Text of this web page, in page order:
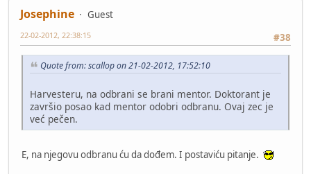
Josephine
Guest
#38
22-02-2012, 22:38:15
Quote from: scallop on 21-02-2012, 17:52:10
Harvesteru, na odbrani se brani mentor. Doktorant je
završio posao kad mentor odobri odbranu. Ovaj zec je
već pečen.
E, na njegovu odbranu ću da dođem. I postaviću pitanje.